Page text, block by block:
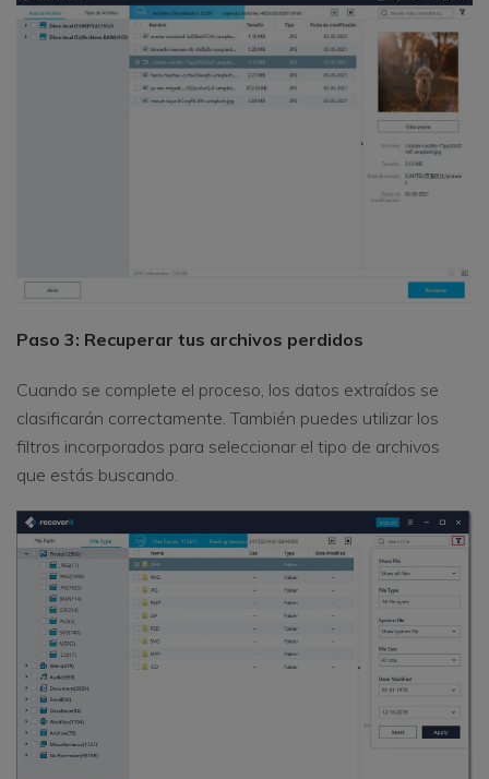
Paso 3: Recuperar tus archivos perdidos
Cuando se complete el proceso, los datos extraídos se
clasificarán correctamente. También puedes utilizar los
filtros incorporados para seleccionar el tipo de archivos
que estás buscando.